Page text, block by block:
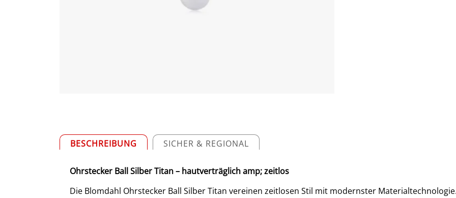
BESCHREIBUNG SICHER & REGIONAL
Ohrstecker Ball Silber Titan – hautverträglich amp; zeitlos
Die Blomdahl Ohrstecker Ball Silber Titan vereinen zeitlosen Stil mit modernster